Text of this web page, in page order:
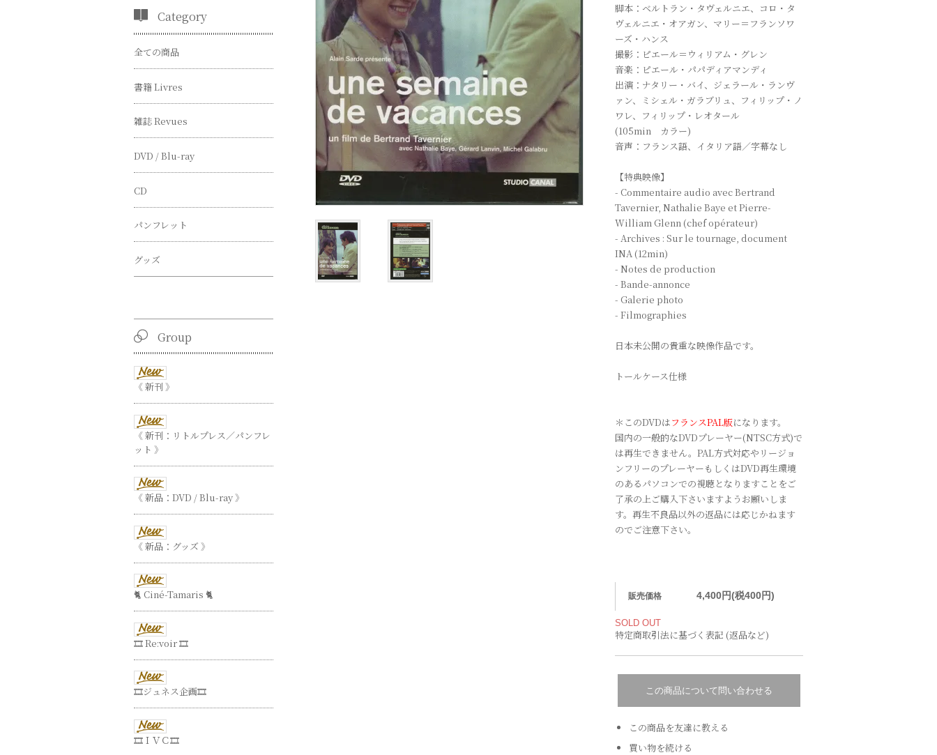
脚本：ベルトラン・タヴェルニエ、コロ・タ
ヴェルニエ・オアガン、マリー＝フランソワ
ーズ・ハンス
撮影：ピエール＝ウィリアム・グレン
音楽：ピエール・パパディアマンディ
出演：ナタリー・バイ、ジェラール・ランヴ
ァン、ミシェル・ガラブリュ、フィリップ・ノ
ワレ、フィリップ・レオタール
(105min カラー)
音声：フランス語、イタリア語／字幕なし
【特典映像】
- Commentaire audio avec Bertrand
Tavernier, Nathalie Baye et Pierre-
William Glenn (chef opérateur)
- Archives : Sur le tournage, document
INA (12min)
- Notes de production
- Bande-annonce
- Galerie photo
- Filmographies
日本未公開の貴重な映像作品です。
トールケース仕様
＊このDVDはフランスPAL版になります。
国内の一般的なDVDプレーヤー(NTSC方式)で
は再生できません。PAL方式対応やリージョ
ンフリーのプレーヤーもしくはDVD再生環境
のあるパソコンでの視聴となりますことをご
了承の上ご購入下さいますようお願いしま
す。再生不良品以外の返品には応じかねます
のでご注意下さい。
販売価格 4,400円(税400円)
SOLD OUT
特定商取引法に基づく表記 (返品など)
この商品について問い合わせる
この商品を友達に教える
買い物を続ける
Category
全ての商品
書籍 Livres
雑誌 Revues
DVD / Blu-ray
CD
パンフレット
グッズ
Group
《 新刊 》
《 新刊：リトルプレス／パンフレ
ット 》
《 新品：DVD / Blu-ray 》
《 新品：グッズ 》
🐈 Ciné-Tamaris 🐈
🎞 Re:voir 🎞
🎞ジュネス企画🎞
🎞ＩＶＣ🎞